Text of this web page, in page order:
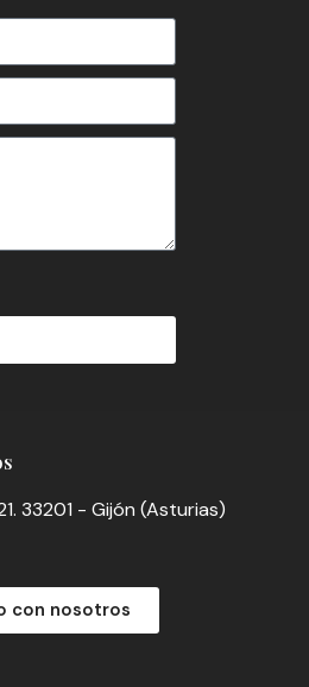
33201 - Gijón (Asturias)
con nosotros